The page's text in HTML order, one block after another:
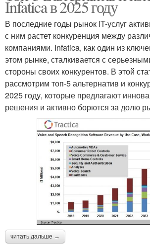
Infatica в 2025 году
В последние годы рынок IT-услуг
с ним растет конкуренция между
компаниями. Infatica, как один из
этом рынке, сталкивается с
стороны своих конкурентов. В этой
рассмотрим топ-5 альтернатив и
2025 году, которые предлагают
решения и активно борются за долю
читать дальше →